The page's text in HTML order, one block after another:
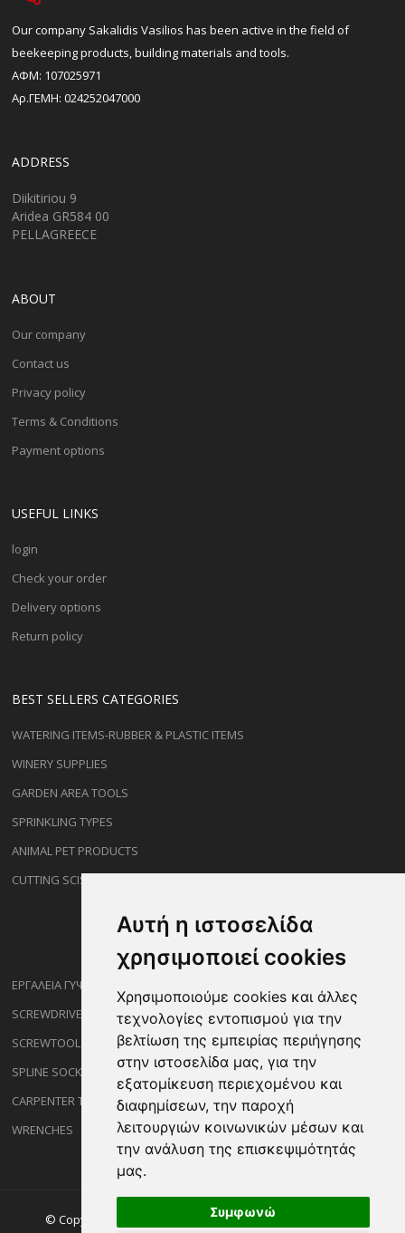
Αυτή η ιστοσελίδα
χρησιμοποιεί cookies
Χρησιμοποιούμε cookies και άλλες
τεχνολογίες εντοπισμού για την
βελτίωση της εμπειρίας περιήγησης
στην ιστοσελίδα μας, για την
εξατομίκευση περιεχομένου και
διαφημίσεων, την παροχή
λειτουργιών κοινωνικών μέσων και
την ανάλυση της επισκεψιμότητάς
μας.
Συμφωνώ
Our company Sakalidis Vasilios has been active in the field of
beekeeping products, building materials and tools.
ΑΦΜ: 107025971
Αρ.ΓΕΜΗ: 024252047000
ADDRESS
Diikitiriou 9
Aridea GR584 00
PELLAGREECE
ABOUT
Our company
Contact us
Privacy policy
Terms & Conditions
Payment options
USEFUL LINKS
login
Check your order
Delivery options
Return policy
BEST SELLERS CATEGORIES
WATERING ITEMS-RUBBER & PLASTIC ITEMS
WINERY SUPPLIES
GARDEN AREA TOOLS
SPRINKLING TYPES
ANIMAL PET PRODUCTS
CUTTING SCISSORS
ΕΡΓΑΛΕΙΑ ΓΥΨΟΣΑΝΙΔΑΣ
SCREWDRIVERS
SCREWTOOL NOZZLES
SPLINE SOCKETS
CARPENTER TOOLS
WRENCHES
© Copyright ©2026 Sakalidisshop.gr. All Rights Reserved.